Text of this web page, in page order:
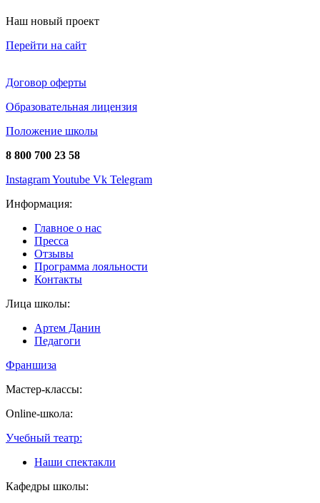
Наш новый проект
Перейти на сайт
Договор оферты
Образовательная лицензия
Положение школы
8 800 700 23 58
InstagramYoutube Vk Telegram
Информация:
Главное о нас
Пресса
Отзывы
Программа лояльности
Контакты
Лица школы:
Артем Данин
Педагоги
Франшиза
Мастер-классы:
Online-школа:
Учебный театр:
Наши спектакли
Кафедры школы: